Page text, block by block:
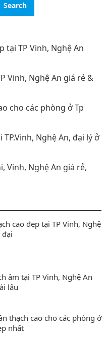
Search
tại TP Vinh, Nghệ An
Vinh, Nghệ An giá rẻ &
cho các phòng ở Tp
Nghệ An, đại lý ở
Vinh, Nghệ An giá rẻ,
cao đẹp tại TP Vinh, Nghệ
âm tại TP Vinh, Nghệ An
lâu
thạch cao cho các phòng ở
nhất